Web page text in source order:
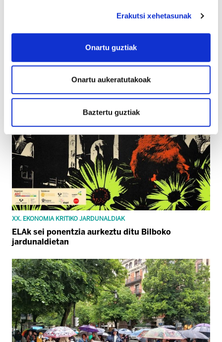
Erakutsi xehetasunak
Onartu guztiak
Onartu aukeratutakoak
Baztertu guztiak
XX. EKONOMIA KRITIKO JARDUNALDIAK
ELAk sei ponentzia aurkeztu ditu Bilboko
jardunaldietan